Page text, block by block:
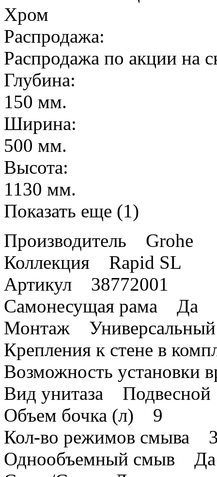
Хром
Распродажа:
Распродажа по акции на
Глубина:
150 мм.
Ширина:
500 мм.
Высота:
1130 мм.
Показать еще (1)
Производитель Grohe
Коллекция Rapid SL
Артикул 38772001
Самонесущая рама Да
Монтаж Универсальный
Крепления к стене в
Возможность
Вид унитаза Подвесной
Объем бочка (л) 9
Кол-во режимов смыва
Однообъемный смыв Да